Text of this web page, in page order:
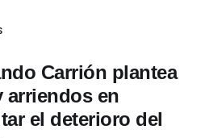
Carrión plantea
arriendos en
el deterioro del